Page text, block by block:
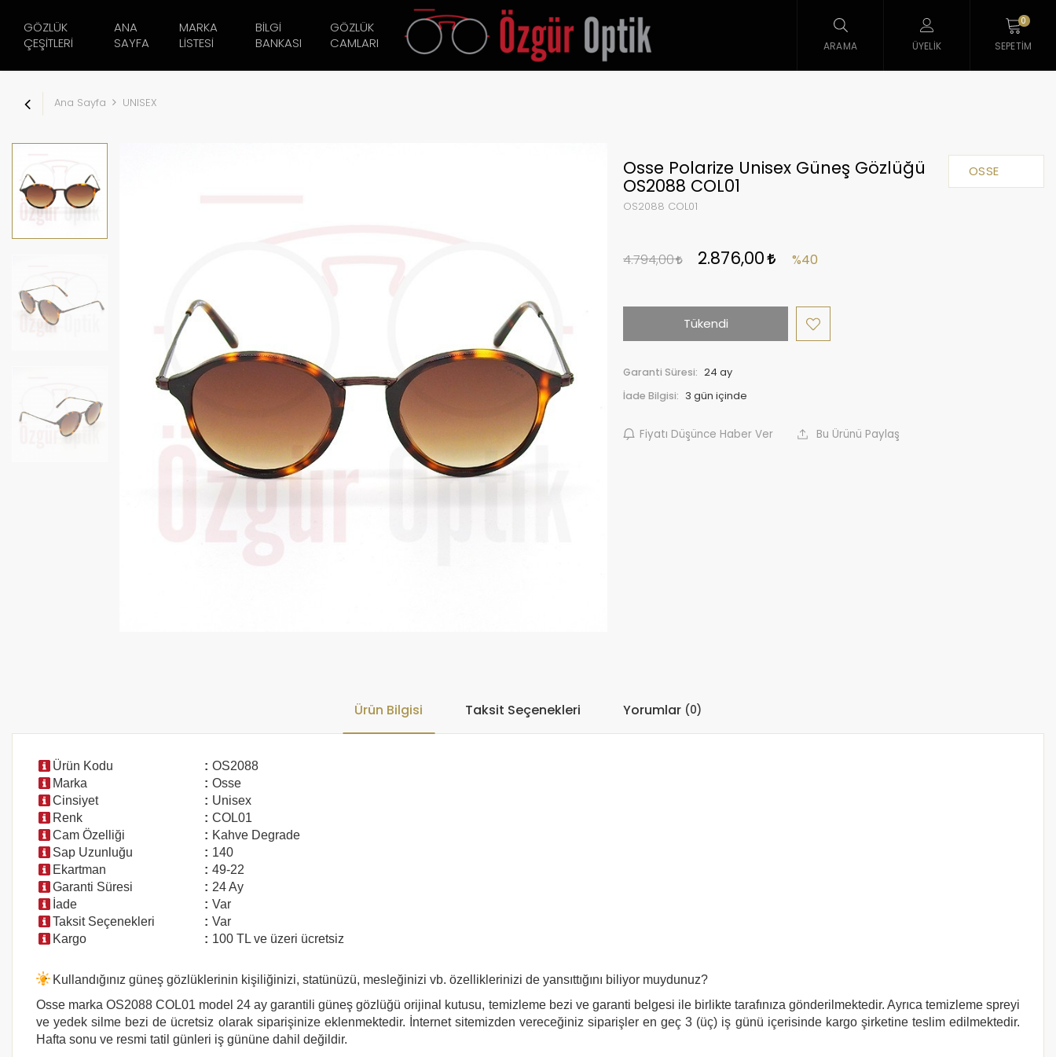
GÖZLÜK
ÇEŞITLERI
ANA
SAYFA
MARKA
LISTESI
BILGI
BANKASI
GÖZLÜK
CAMLARI
ARAMA ÜYELIK
0
SEPETIM
Ana Sayfa UNISEX
OSSE
Osse Polarize Unisex Güneş Gözlüğü
OS2088 COL01
OS2088 COL01
4.794,00 2.876,00 %40
Tükendi
Garanti Süresi: 24 ay
İade Bilgisi:
Fiyatı Düşünce Haber Ver Bu Ürünü Paylaş
Ürün Bilgisi Taksit Seçenekleri Yorumlar (0)
Ürün Kodu : OS2088
Marka
: Osse
Cinsiyet
: Unisex
Renk
: COL01
Cam Özelliği
: Kahve Degrade
Sap Uzunluğu
: 140
Ekartman
: 49-22
Garanti Süresi
: 24 Ay
İade
: Var
Taksit Seçenekleri
: Var
Kargo
: 100 TL ve üzeri ücretsiz
Kullandığınız güneş gözlüklerinin kişiliğinizi, statünüzü, mesleğinizi vb. özelliklerinizi de yansıttığını biliyor muydunuz?
Osse markaOS2088 COL01 model 24 ay garantili güneş gözlüğü orijinal kutusu, temizleme bezi ve garanti belgesi ile birlikte tarafınıza gönderilmektedir. Ayrıca temizleme spreyi
ve yedek silme bezi de ücretsiz olarak siparişinize eklenmektedir. İnternet sitemizden vereceğiniz siparişler en geç 3 (üç) iş günü içerisinde kargo şirketine teslim edilmektedir.
Hafta sonu ve resmi tatil günleri iş gününe dahil değildir.